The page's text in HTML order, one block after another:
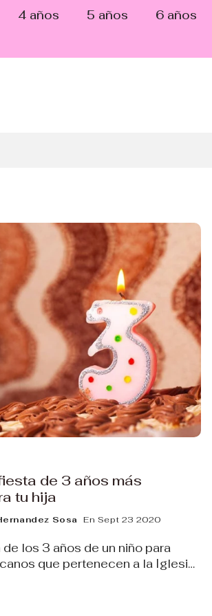
4 años 5 años 6 años
de 3 años más
tu hija
Sosa En Sept 23 2020
los 3 años de un niño para
que pertenecen a la Iglesia